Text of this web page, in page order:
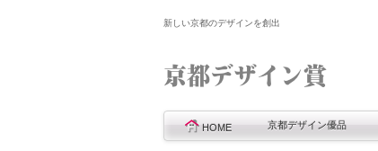
新しい京都のデザインを創出
HOME 京都デザイン優品